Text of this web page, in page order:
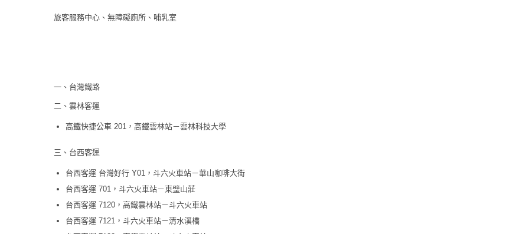
旅客服務中心、無障礙廁所、哺乳室
一、台灣鐵路
二、雲林客運
高鐵快捷公車 201，高鐵雲林站－雲林科技大學
三、台西客運
台西客運 台灣好行 Y01，斗六火車站－華山咖啡大街
台西客運 701，斗六火車站－東璧山莊
台西客運 7120，高鐵雲林站－斗六火車站
台西客運 7121，斗六火車站－清水溪橋